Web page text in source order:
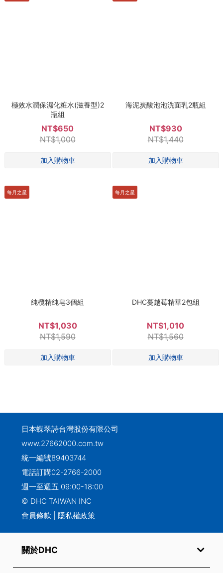
極效水潤保濕化粧水(滋養型)2
瓶組
NT$650
NT$1,000
海泥炭酸泡泡洗面乳2瓶組
NT$930
NT$1,440
每月之星
純欖精純皂3個組
NT$1,030
NT$1,590
每月之星
DHC蔓越莓精華2包組
NT$1,010
NT$1,560
日本蝶翠詩台灣股份有限公司
www.27662000.com.tw
統一編號89403744
電話訂購02-2766-2000
週一至週五 09:00-18:00
© DHC TAIWAN INC
會員條款
隱私權政策
關於DHC